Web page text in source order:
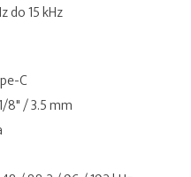
do 15 kHz
C
8" / 3.5 mm